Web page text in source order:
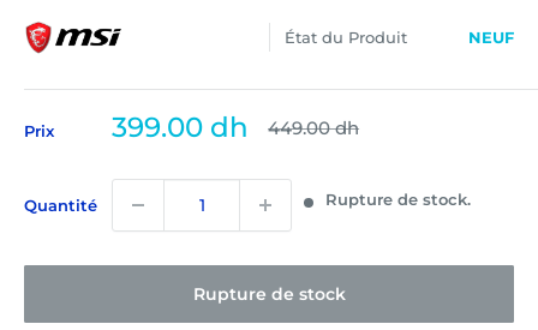
État du Produit NEUF
Prix
Prix
399.00 dh Prix
449.00 dh
Quantité Rupture de stock.
Rupture de stock